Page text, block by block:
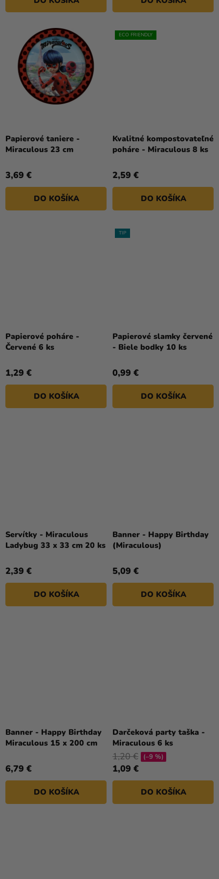
Papierové taniere -
Miraculous 23 cm
3,69 €
DO KOŠÍKA
ECO FRIENDLY
Kvalitné kompostovateľné
poháre - Miraculous 8 ks
2,59 €
DO KOŠÍKA
Papierové poháre -
Červené 6 ks
1,29 €
DO KOŠÍKA
TIP
Papierové slamky červené
- Biele bodky 10 ks
0,99 €
DO KOŠÍKA
Servítky - Miraculous
Ladybug 33 x 33 cm 20 ks
2,39 €
DO KOŠÍKA
Banner - Happy Birthday
(Miraculous)
5,09 €
DO KOŠÍKA
Banner - Happy Birthday
Miraculous 15 x 200 cm
6,79 €
DO KOŠÍKA
Darčeková party taška -
Miraculous 6 ks
1,09 €
1,20 € (–9 %)
DO KOŠÍKA